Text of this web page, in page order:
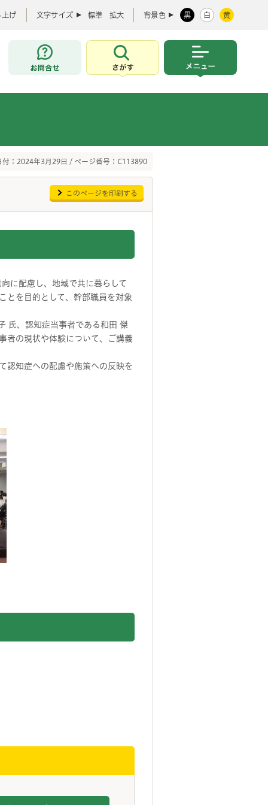
上げ 文字サイズ 標準 拡大 背景色 黒 白 黄
お問合せ
さがす
付：2024年3月29日 / ページ番号：C113890
このページを印刷する
に配慮し、地域で共に暮らして
とを目的として、幹部職員を対象
氏、認知症当事者である和田 傑
者の現状や体験について、ご講義
認知症への配慮や施策への反映を